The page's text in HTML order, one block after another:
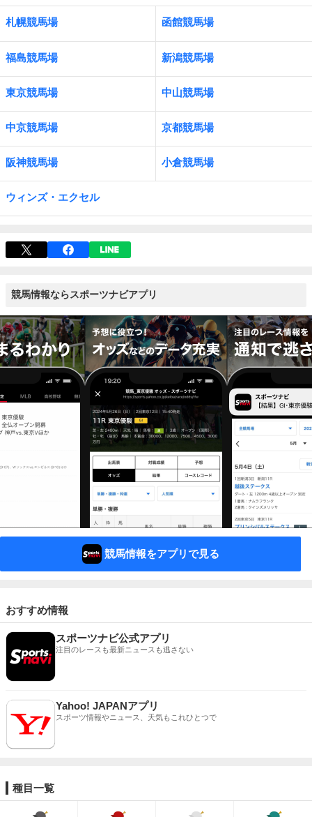
札幌競馬場 函館競馬場
福島競馬場 新潟競馬場
東京競馬場 中山競馬場
中京競馬場 京都競馬場
阪神競馬場 小倉競馬場
ウィンズ・エクセル
競馬情報ならスポーツナビアプリ
競馬情報をアプリで見る
おすすめ情報
スポーツナビ公式アプリ
注目のレースも最新ニュースも逃さない
Yahoo! JAPANアプリ
スポーツ情報やニュース、天気もこれひとつで
種目一覧